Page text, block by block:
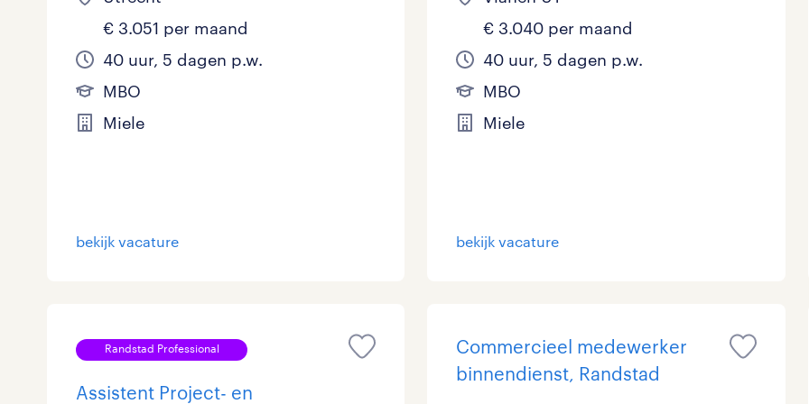
€ 3.051 per maand
40 uur, 5 dagen p.w.
MBO
Miele
bekijk vacature
€ 3.040 per maand
40 uur, 5 dagen p.w.
MBO
Miele
bekijk vacature
Randstad Professional
Assistent Project- en
Commercieel medewerker
binnendienst, Randstad